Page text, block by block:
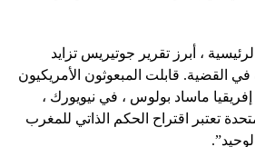
، أبرز تقرير جوتيريس تزايد
في القضية. قابلت المبعوثون الأمريكيون
ماساد بولوس ، في نيويورك ،
تعتبر اقتراح الحكم الذاتي للمغرب